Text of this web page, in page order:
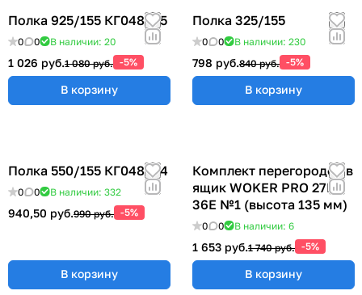
Полка 925/155 КГ048825
0 0 В наличии: 20
1 026 руб.1 080 руб. -5%
В корзину
Полка 325/155
0 0 В наличии: 230
798 руб.840 руб. -5%
В корзину
Полка 550/155 КГ048824
0 0 В наличии: 332
940,50 руб.990 руб. -5%
В корзину
Комплект перегородок в
ящик WOKER PRO 27E х
36E №1 (высота 135 мм)
0 0 В наличии: 6
1 653 руб.1 740 руб. -5%
В корзину